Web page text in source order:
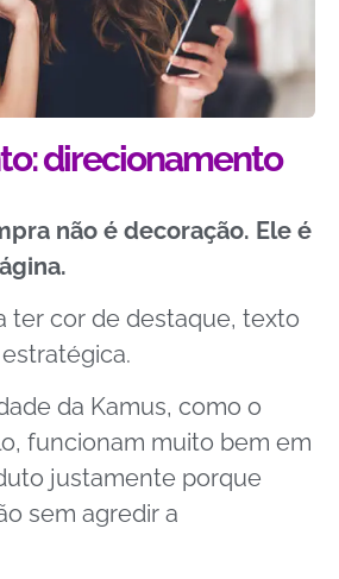
direcionamento
não é decoração. Ele é
ter cor de destaque, texto
da Kamus, como o
funcionam muito bem em
justamente porque
sem agredir a